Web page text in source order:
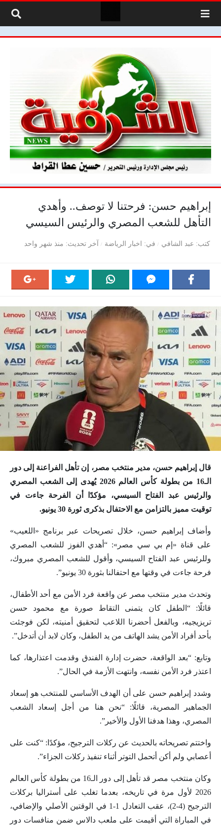
إبراهيم حسن: فرحتنا لا توصف.. وأهدي
التأهل للشعب المصري والرئيس السيسي
كتب عبد الشافي في اخبار الرياضة آخر تحديث منذ شهر واحد
قال إبراهيم حسن، مدير منتخب مصر، إن تأهل الفراعنة إلى دور
الـ16 من بطولة كأس العالم 2026 يُهدى إلى الشعب المصري
والرئيس عبد الفتاح السيسي، مؤكدًا أن الفرحة جاءت في
توقيت مميز بالتزامن مع الاحتفال بذكرى ثورة 30 يونيو.
وأضاف إبراهيم حسن، خلال تصريحات عبر برنامج «اللعيب»
على قناة «إم بي سي مصر»: “أهدي الفوز للشعب المصري
وللرئيس عبد الفتاح السيسي، وأقول للشعب المصري مبروك،
فرحة جاءت في وقتها مع احتفالنا بثورة 30 يونيو”.
وتحدث مدير منتخب مصر عن واقعة فرد الأمن مع أحد الأطفال،
قائلًا: “الطفل كان يتمنى التقاط صورة مع محمود حسن
تريزيجيه، وبالفعل أحضرنا اللاعب لتحقيق أمنيته، لكن فوجئت
بأحد أفراد الأمن يشد الهاتف من يد الطفل، وكان لابد أن أتدخل”.
وتابع: “بعد الواقعة، حضرت إدارة الفندق وقدمت اعتذارها، كما
اعتذر فرد الأمن نفسه، وانتهت الأزمة في الحال”.
وشدد إبراهيم حسن على أن الهدف الأساسي للمنتخب هو إسعاد
الجماهير المصرية، قائلًا: “نحن هنا من أجل إسعاد الشعب
المصري، وهذا هدفنا الأول والأخير”.
واختتم تصريحاته بالحديث عن ركلات الترجيح، مؤكدًا: “كنت على
أعصابي ولم أكن أتحمل التوتر أثناء تنفيذ ركلات الجزاء”.
وكان منتخب مصر قد تأهل إلى دور الـ16 من بطولة كأس العالم
2026 لأول مرة في تاريخه، بعدما تغلب على أستراليا بركلات
الترجيح (4-2)، عقب التعادل 1-1 في الوقتين الأصلي والإضافي،
في المباراة التي أقيمت على ملعب دالاس ضمن منافسات دور